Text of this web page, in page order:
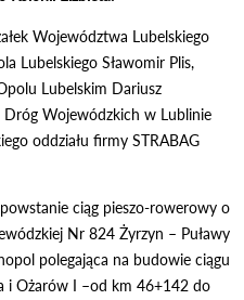
Województwa Lubelskiego
Lubelskiego Sławomir Plis,
Lubelskim Dariusz
Wojewódzkich w Lublinie
oddziału firmy STRABAG
ciąg pieszo-rowerowy o
Nr 824 Żyrzyn – Puławy
polegająca na budowie ciągu
i Ożarów I –od km 46+142 do